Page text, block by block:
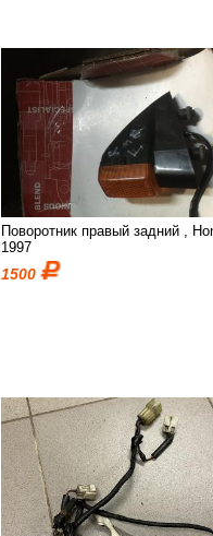
Поворотник правый задний ,
1997
1500